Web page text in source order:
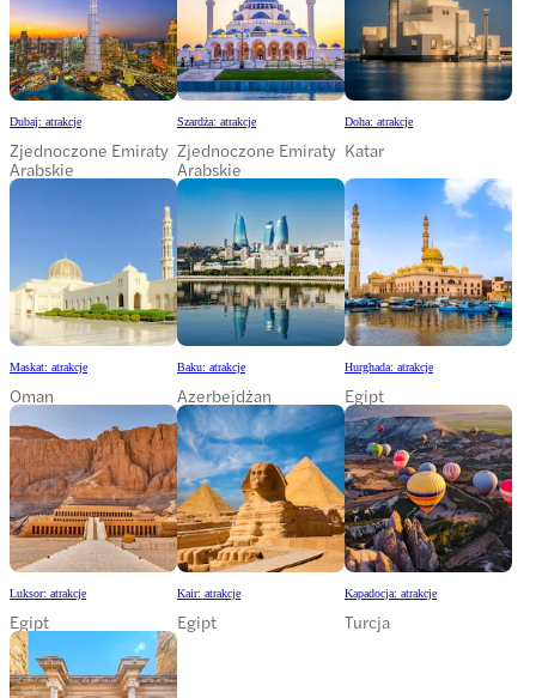
Dubaj: atrakcje
Zjednoczone Emiraty
Arabskie
Szardża: atrakcje
Zjednoczone Emiraty
Arabskie
Doha: atrakcje
Katar
Maskat: atrakcje
Oman
Baku: atrakcje
Azerbejdżan
Hurghada: atrakcje
Egipt
Luksor: atrakcje
Egipt
Kair: atrakcje
Egipt
Kapadocja: atrakcje
Turcja